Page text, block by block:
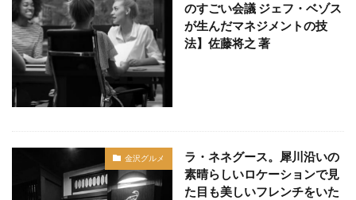
のすごい会議 ジェフ・ベゾス
が生んだマネジメントの技
法】佐藤将之 著
金沢グルメ
ラ・ネネグース。犀川沿いの
素晴らしいロケーションで見
た目も美しいフレンチをいた